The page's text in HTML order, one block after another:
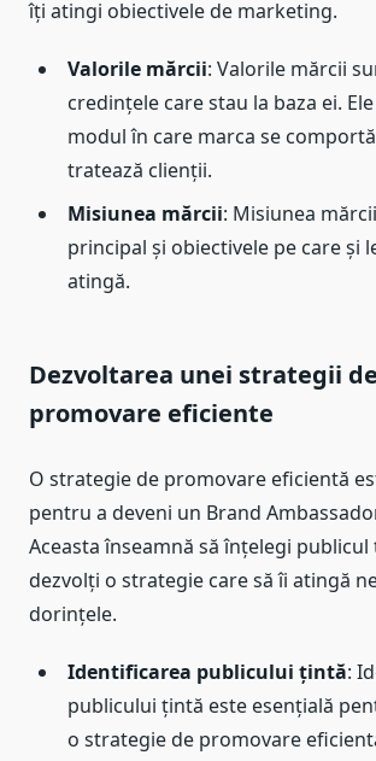
îți atingi obiectivele de marketing.
Valorile mărcii: Valorile mărcii
credințele care stau la baza ei.
modul în care marca se
tratează clienții.
Misiunea mărcii: Misiunea
principal și obiectivele pe care și
atingă.
Dezvoltarea unei strategii de
promovare eficiente
O strategie de promovare eficientă
pentru a deveni un Brand
Aceasta înseamnă să înțelegi publicul
dezvolți o strategie care să îi atingă
dorințele.
Identificarea publicului țintă:
publicului țintă este esențială
o strategie de promovare